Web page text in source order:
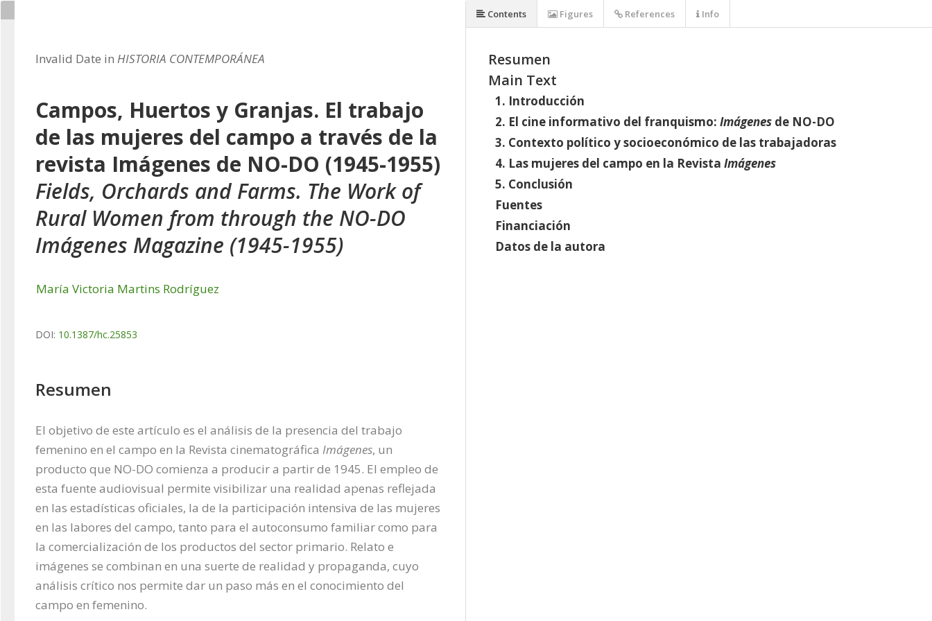
Invalid Date in HISTORIA CONTEMPORÁNEA
Campos, Huertos y Granjas. El trabajo
de las mujeres del campo a través de la
revista Imágenes de NO-DO (1945-1955)
Fields, Orchards and Farms. The Work of
Rural Women from through the NO-DO
Imágenes Magazine (1945-1955)
María Victoria Martins Rodríguez
DOI: 10.1387/hc.25853
Resumen
El objetivo de este artículo es el análisis de la presencia del trabajo
femenino en el campo en la Revista cinematográfica Imágenes, un
producto que NO-DO comienza a producir a partir de 1945. El empleo de
esta fuente audiovisual permite visibilizar una realidad apenas reflejada
en las estadísticas oficiales, la de la participación intensiva de las mujeres
en las labores del campo, tanto para el autoconsumo familiar como para
la comercialización de los productos del sector primario. Relato e
imágenes se combinan en una suerte de realidad y propaganda, cuyo
análisis crítico nos permite dar un paso más en el conocimiento del
campo en femenino.
Resumen
Main Text
1. Introducción
2. El cine informativo del franquismo: Imágenes de NO-DO
3. Contexto político y socioeconómico de las trabajadoras
4. Las mujeres del campo en la Revista Imágenes
5. Conclusión
Fuentes
Financiación
Datos de la autora
Contents Figures References Info